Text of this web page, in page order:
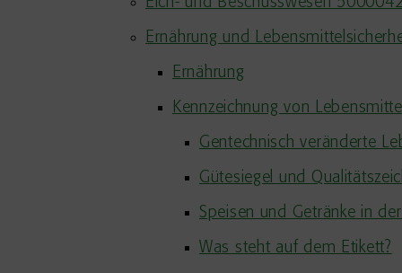
Ernährung und
Ernährung
Kennzeichnung von
Gentechnisch veränderte
Gütesiegel und
Speisen und Getränke in
Was steht auf dem Etikett?